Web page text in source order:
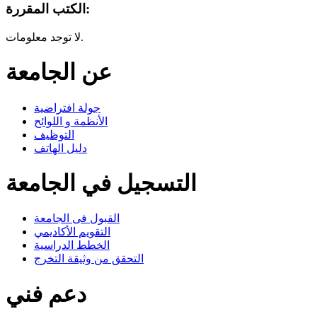
الكتب المقررة:
لا توجد معلومات.
عن الجامعة
جولة افتراضية
الأنظمة و اللوائح
التوظيف
دليل الهاتف
التسجيل في الجامعة
القبول فى الجامعة
التقويم الأكاديمي
الخطط الدراسية
التحقق من وثيقة التخرج
دعم فني